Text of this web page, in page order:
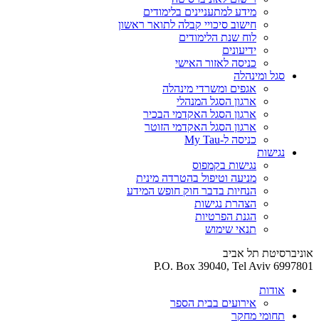
מידע למתעניינים בלימודים
חישוב סיכויי קבלה לתואר ראשון
לוח שנת הלימודים
ידיעונים
כניסה לאזור האישי
סגל ומינהלה
אגפים ומשרדי מינהלה
ארגון הסגל המנהלי
ארגון הסגל האקדמי הבכיר
ארגון הסגל האקדמי הזוטר
כניסה ל-My Tau
נגישות
נגישות בקמפוס
מניעה וטיפול בהטרדה מינית
הנחיות בדבר חוק חופש המידע
הצהרת נגישות
הגנת הפרטיות
תנאי שימוש
אוניברסיטת תל אביב
P.O. Box 39040, Tel Aviv 6997801
אודות
אירועים בבית הספר
תחומי מחקר